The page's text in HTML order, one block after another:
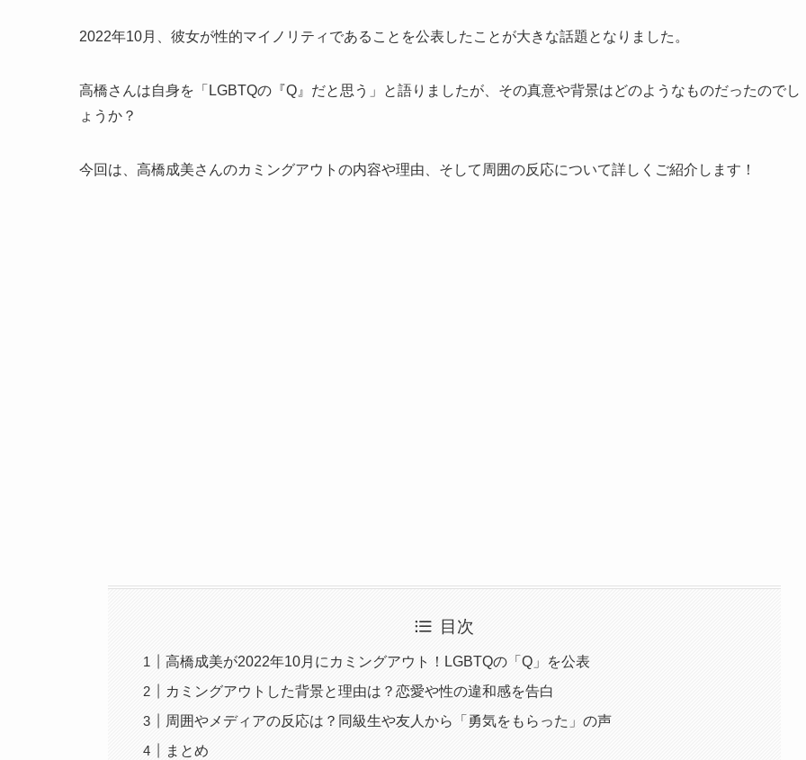
2022年10月、彼女が性的マイノリティであることを公表したことが大きな話題となりました。
高橋さんは自身を「LGBTQの『Q』だと思う」と語りましたが、その真意や背景はどのようなものだったのでし
ょうか？
今回は、高橋成美さんのカミングアウトの内容や理由、そして周囲の反応について詳しくご紹介します！
目次
高橋成美が2022年10月にカミングアウト！LGBTQの「Q」を公表
カミングアウトした背景と理由は？恋愛や性の違和感を告白
周囲やメディアの反応は？同級生や友人から「勇気をもらった」の声
まとめ